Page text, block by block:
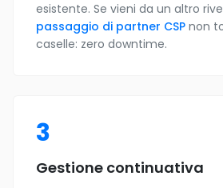
esistente. Se vieni da un altro
passaggio di partner CSP non
caselle: zero downtime.
3
Gestione continuativa